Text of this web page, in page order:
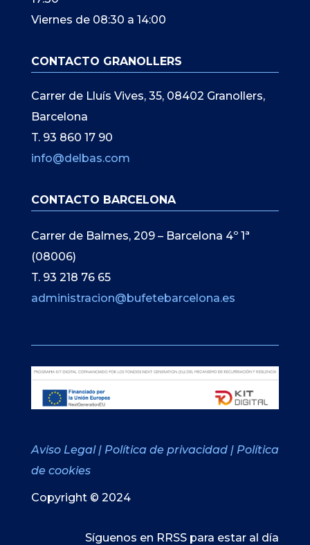
Viernes de 08:30 a 14:00
CONTACTO GRANOLLERS
Carrer de Lluís Vives, 35, 08402 Granollers,
Barcelona
T. 93 860 17 90
info@delbas.com
CONTACTO BARCELONA
Carrer de Balmes, 209 – Barcelona 4º 1ª
(08006)
T. 93 218 76 65
administracion@bufetebarcelona.es
Aviso Legal | Política de privacidad | Política
de cookies
Copyright © 2024
Síguenos en RRSS para estar al día